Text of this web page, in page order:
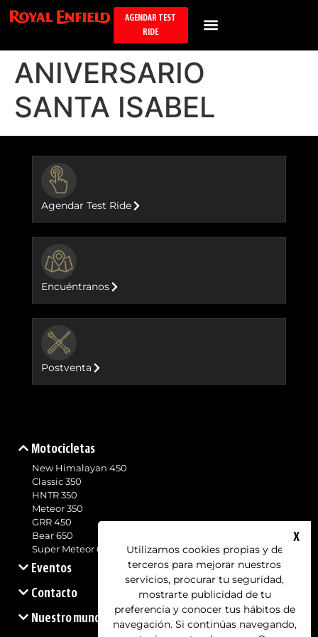
AGENDAR TEST
RIDE
ANIVERSARIO
SANTA ISABEL
Agendar Test Ride
Encuéntranos
Postventa
Motocicletas
New Himalayan 450
Classic 350
HNTR 350
Meteor 350
GRR 450
Bear 650
Super Meteor 650
Eventos
Contacto
Nuestro mundo
X
Utilizamos cookies propias y de
terceros para mejorar nuestros
servicios, procurar tu seguridad,
mostrarte publicidad de tu
preferencia y conocer tus hábitos de
navegación. Si continúas navegando,